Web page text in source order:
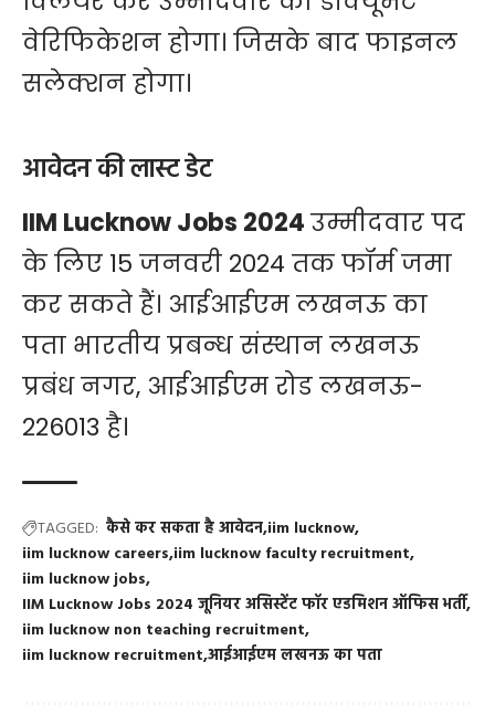
वेरिफिकेशन होगा। जिसके बाद फाइनल
सलेक्शन होगा।
आवेदन की लास्ट डेट
IIM Lucknow Jobs 2024उम्मीदवार पद
के लिए 15 जनवरी 2024 तक फॉर्म जमा
कर सकते हैं। आईआईएम लखनऊ का
पता भारतीय प्रबन्ध संस्थान लखनऊ
प्रबंध नगर, आईआईएम रोड लखनऊ-
226013 है।
TAGGED: कैसे कर सकता है आवेदन iim lucknow
iim lucknow careers iim lucknow faculty recruitment
iim lucknow jobs
IIM Lucknow Jobs 2024 जूनियर असिस्टेंट फॉर एडमिशन ऑफिस भर्ती
iim lucknow non teaching recruitment
iim lucknow recruitment आईआईएम लखनऊ का पता